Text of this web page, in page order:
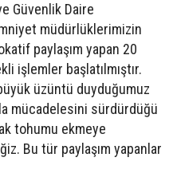
Güvenlik Daire
müdürlüklerimizin
paylaşım yapan 20
işlemler başlatılmıştır.
üzüntü duyduğumuz
mücadelesini sürdürdüğü
tohumu ekmeye
Bu tür paylaşım yapanlar